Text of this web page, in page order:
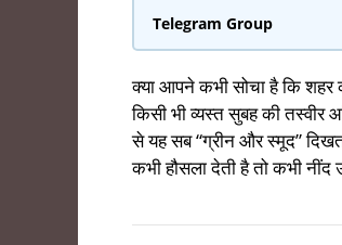
Telegram Group
क्या आपने कभी सोचा है कि शहर
किसी भी व्यस्त सुबह की
से यह सब “ग्रीन और स्मूद”
कभी हौसला देती है तो कभी नींद